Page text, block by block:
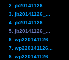
2. jb20141126_...
3. jb20141126_...
4. jb20141126_...
5. jb20141126_...
6. wp220141126...
7. wp220141126...
8. wp220141126...